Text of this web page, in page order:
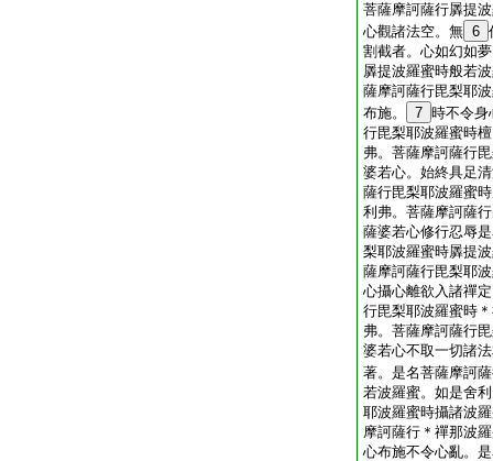
菩薩摩訶薩行羼提
心觀諸法空。無 6
割截者。心如幻如
羼提波羅蜜時般若
薩摩訶薩行毘梨耶
布施。
7 時不令身
行毘梨耶波羅蜜時
弗。菩薩摩訶薩行
婆若心。始終具足
薩行毘梨耶波羅蜜
利弗。菩薩摩訶薩
薩婆若心修行忍辱
梨耶波羅蜜時羼提
薩摩訶薩行毘梨耶
心攝心離欲入諸禪
行毘梨耶波羅蜜時
弗。菩薩摩訶薩行
婆若心不取一切諸
著。是名菩薩摩訶
若波羅蜜。如是舍
耶波羅蜜時攝諸波
摩訶薩行＊禪那波
心布施不令心亂。